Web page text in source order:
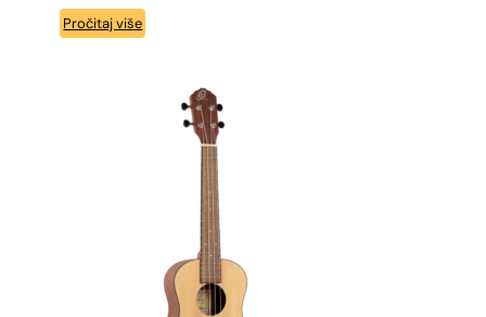
Pročitaj više